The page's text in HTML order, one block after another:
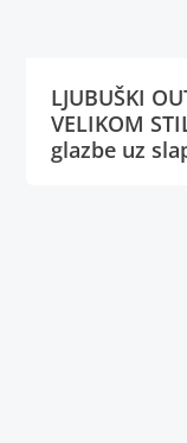
LJUBUŠKI
VELIKOM
glazbe uz